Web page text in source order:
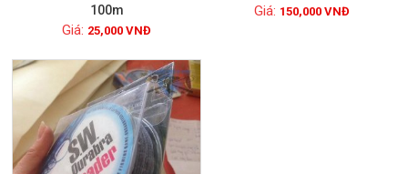
100m
25,000 VNĐ
150,000 VNĐ
GIẢM GIÁ!